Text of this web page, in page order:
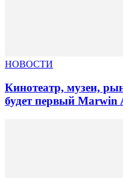
НОВОСТИ
Кинотеатр, музеи,
будет первый Marwin